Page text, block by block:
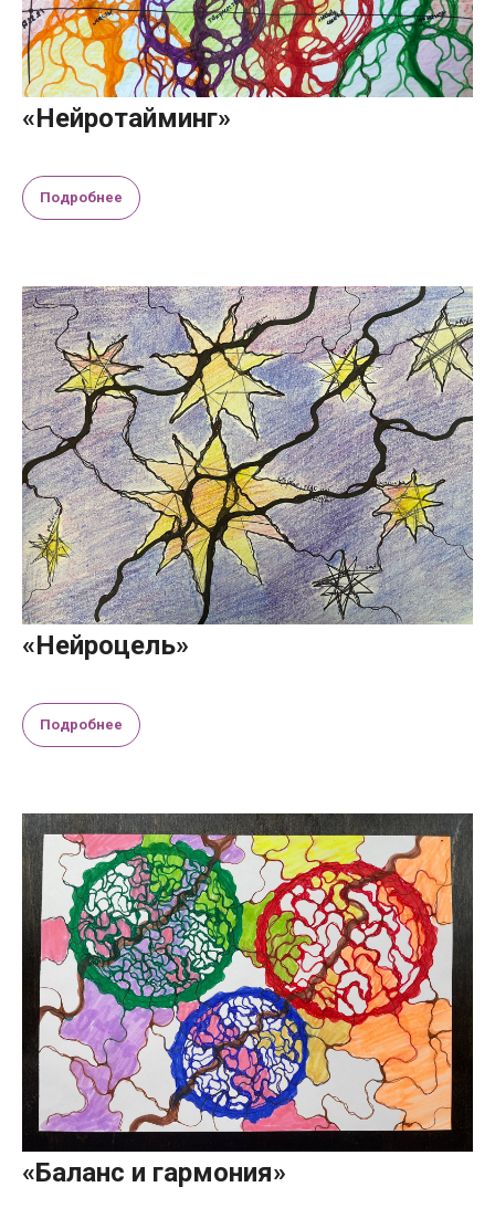
«Нейротайминг»
Подробнее
«Нейроцель»
Подробнее
«Баланс и гармония»